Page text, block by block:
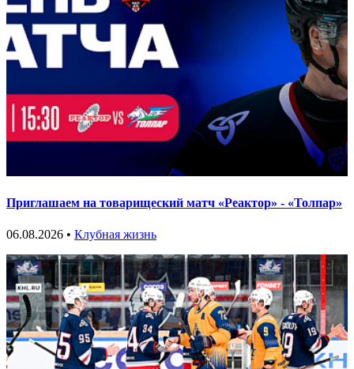
Приглашаем на товарищеский матч «Реактор» - «Толпар»
06.08.2026 • Клубная жизнь